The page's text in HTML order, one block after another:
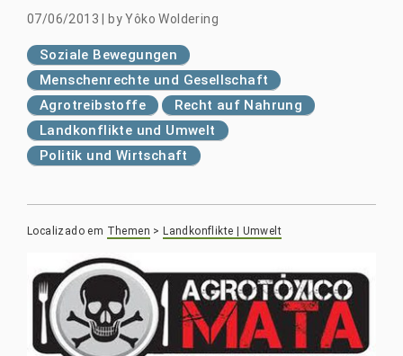
07/06/2013 byYôko Woldering
Soziale Bewegungen
Menschenrechte und Gesellschaft
Agrotreibstoffe
Recht auf Nahrung
Landkonflikte und Umwelt
Politik und Wirtschaft
Localizado em Themen > Landkonflikte | Umwelt